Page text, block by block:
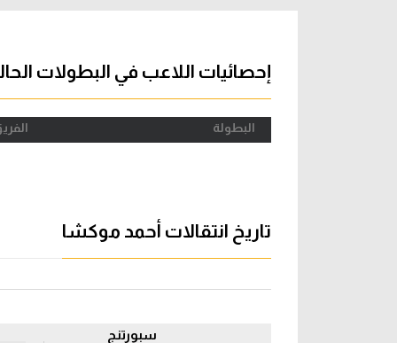
دوري إحصائيات اللاعب في البطولات
البطولة
تاريخ انتقالات أحمد موكشا
سبورتنج